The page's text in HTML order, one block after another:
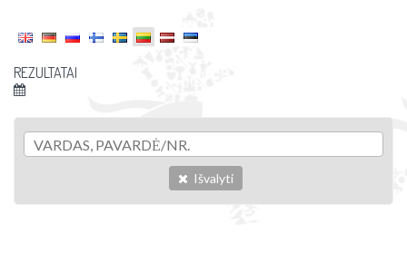
REZULTATAI
Išvalyti